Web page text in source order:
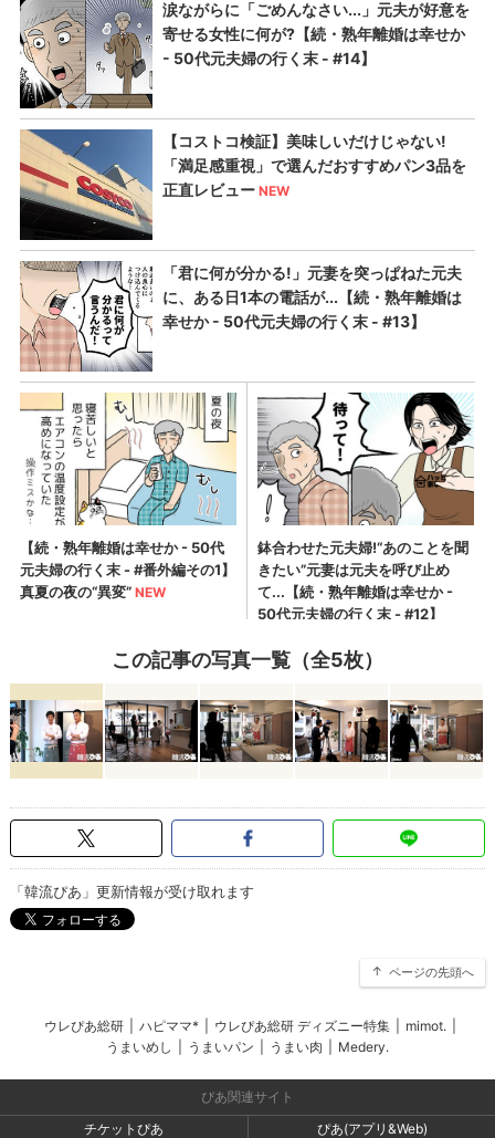
この記事の写真一覧（全5枚）
「韓流ぴあ」更新情報が受け取れます
ページの先頭へ
ウレぴあ総研 ハピママ* ウレぴあ総研 ディズニー特集 mimot.
うまいめし
うまいパン うまい肉 Medery.
ぴあ関連サイト
チケットぴあ
ぴあ(アプリ&Web)